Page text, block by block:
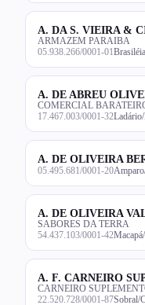
A. DA S. VIEIRA &
ARMAZEM PARAIBA
05.938.266/0001-01
A. DE ABREU
COMERCIAL
17.467.003/0001-32
A. DE OLIVEIRA
05.495.681/0001-20
A. DE OLIVEIRA
SABORES DA TERRA
54.437.103/0001-42
A. F. CARNEIRO
CARNEIRO
22.520.728/0001-87Sobral/